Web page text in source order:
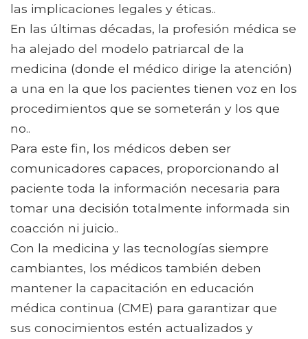
las implicaciones legales y éticas..
En las últimas décadas, la profesión médica se
ha alejado del modelo patriarcal de la
medicina (donde el médico dirige la atención)
a una en la que los pacientes tienen voz en los
procedimientos que se someterán y los que
no..
Para este fin, los médicos deben ser
comunicadores capaces, proporcionando al
paciente toda la información necesaria para
tomar una decisión totalmente informada sin
coacción ni juicio..
Con la medicina y las tecnologías siempre
cambiantes, los médicos también deben
mantener la capacitación en educación
médica continua (CME) para garantizar que
sus conocimientos estén actualizados y